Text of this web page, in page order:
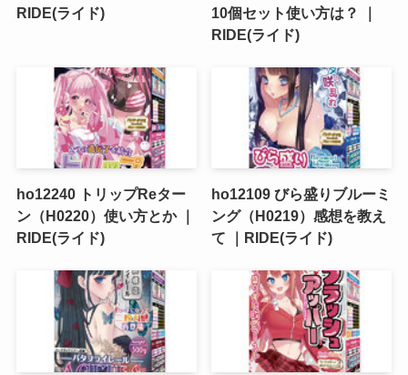
RIDE(ライド)
10個セット使い方は？ ｜
RIDE(ライド)
ho12240 トリップReター
ン（H0220）使い方とか ｜
RIDE(ライド)
ho12109 びら盛りブルーミ
ング（H0219）感想を教え
て ｜RIDE(ライド)